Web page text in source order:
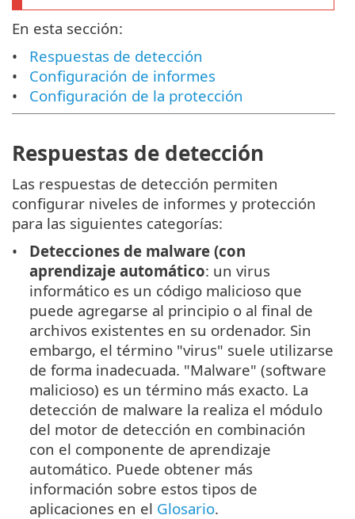
En esta sección:
Respuestas de detección
Configuración de informes
Configuración de la protección
Respuestas de detección
Las respuestas de detección permiten
configurar niveles de informes y protección
para las siguientes categorías:
Detecciones de malware (con
aprendizaje automático: un virus
informático es un código malicioso que
puede agregarse al principio o al final de
archivos existentes en su ordenador. Sin
embargo, el término "virus" suele utilizarse
de forma inadecuada. "Malware" (software
malicioso) es un término más exacto. La
detección de malware la realiza el módulo
del motor de detección en combinación
con el componente de aprendizaje
automático. Puede obtener más
información sobre estos tipos de
aplicaciones en el Glosario.